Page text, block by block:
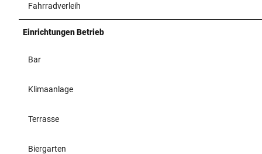
Fahrradverleih
Einrichtungen Betrieb
Bar
Klimaanlage
Terrasse
Biergarten